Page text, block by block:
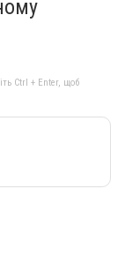
Ctrl + Enter, щоб